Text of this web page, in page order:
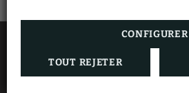
CONFIGURER
TOUT REJETER
Caring Hotel - Hyde Park